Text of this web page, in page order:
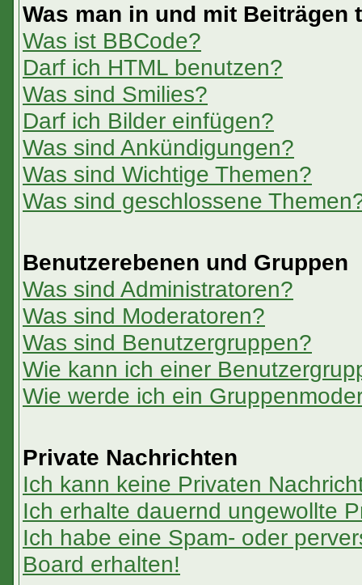
Was man in und mit Beiträgen
Was ist BBCode?
Darf ich HTML benutzen?
Was sind Smilies?
Darf ich Bilder einfügen?
Was sind Ankündigungen?
Was sind Wichtige Themen?
Was sind geschlossene
Benutzerebenen und Gruppen
Was sind Administratoren?
Was sind Moderatoren?
Was sind Benutzergruppen?
Wie kann ich einer
Wie werde ich ein
Private Nachrichten
Ich kann keine Privaten
Ich erhalte dauernd ungewollte
Ich habe eine Spam- oder
Board erhalten!